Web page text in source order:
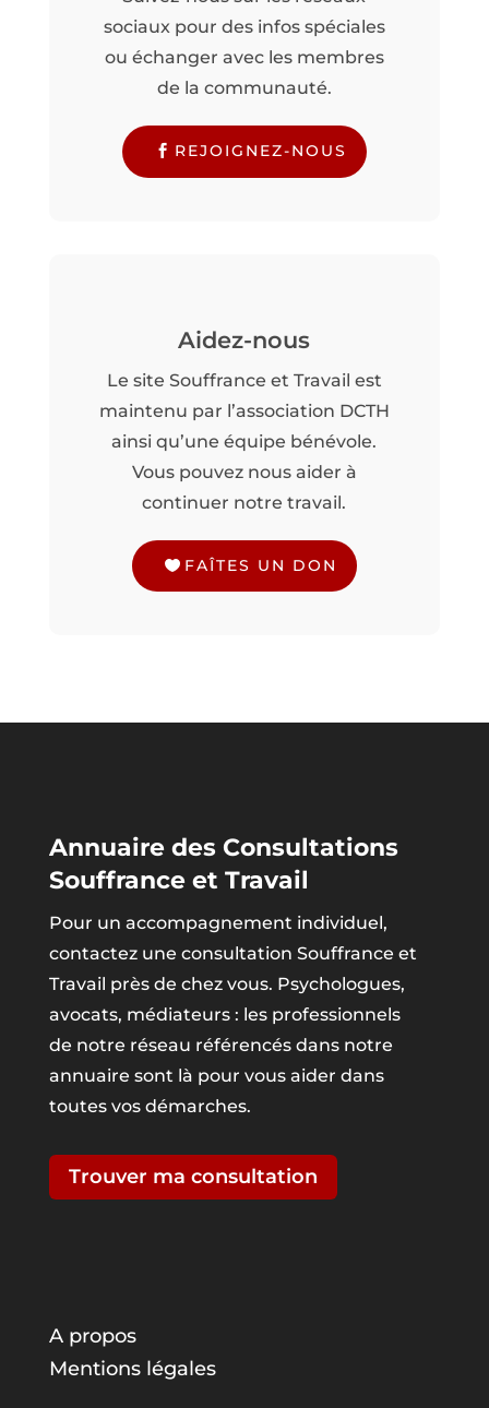
sociaux pour des infos spéciales
ou échanger avec les membres
de la communauté.
REJOIGNEZ-NOUS
Aidez-nous
Le site Souffrance et Travail est
maintenu par l’association DCTH
ainsi qu’une équipe bénévole.
Vous pouvez nous aider à
continuer notre travail.
FAÎTES UN DON
Annuaire des Consultations
Souffrance et Travail
Pour un accompagnement individuel,
contactez une consultation Souffrance et
Travail près de chez vous. Psychologues,
avocats, médiateurs : les professionnels
de notre réseau référencés dans notre
annuaire sont là pour vous aider dans
toutes vos démarches.
Trouver ma consultation
A propos
Mentions légales